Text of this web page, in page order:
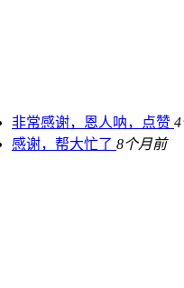
非常感谢，恩人呐，点赞
感谢，帮大忙了 8个月前